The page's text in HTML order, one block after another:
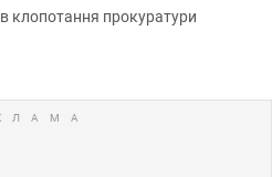
клопотання прокуратури